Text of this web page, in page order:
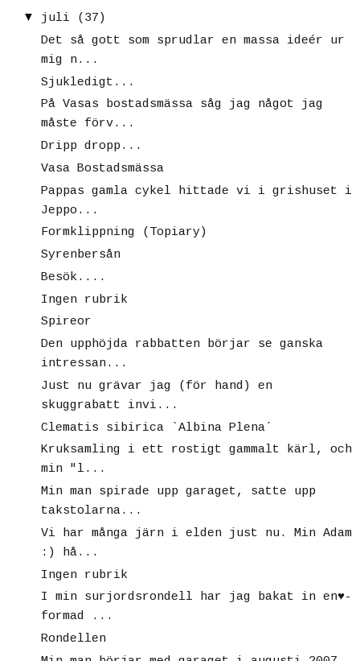
▼
juli
(37)
Det så gott som sprudlar en massa ideér ur
mig n...
Sjukledigt...
På Vasas bostadsmässa såg jag något jag
måste förv...
Dripp dropp...
Vasa Bostadsmässa
Pappas gamla cykel hittade vi i grishuset i
Jeppo...
Formklippning (Topiary)
Syrenbersån
Besök....
Ingen rubrik
Spireor
Den upphöjda rabbatten börjar se ganska
intressan...
Just nu grävar jag (för hand) en
skuggrabatt invi...
Clematis sibirica `Albina Plena´
Kruksamling i ett rostigt gammalt kärl, och
min "l...
Min man spirade upp garaget, satte upp
takstolarna...
Vi har många järn i elden just nu. Min Adam
:) hå...
Ingen rubrik
I min surjordsrondell har jag bakat in en♥-
formad ...
Rondellen